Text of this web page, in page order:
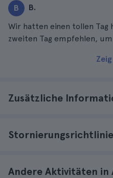
B B.
Wir hatten einen tollen Tag
zweiten Tag empfehlen,
Zusätzliche
Stornierungsrichtlinie
Andere Aktivitäten in